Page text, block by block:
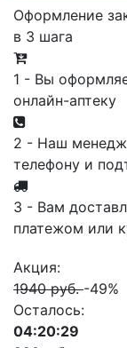
Оформление
в 3 шага
1 - Вы
онлайн-аптеку
2 - Наш
телефону и
3 - Вам
платежом или
Акция:
1940 руб.-49%
Осталось:
04:20:29